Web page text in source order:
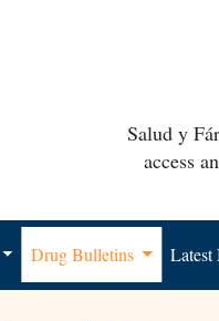
Salud y
access
Drug Bulletins Latest